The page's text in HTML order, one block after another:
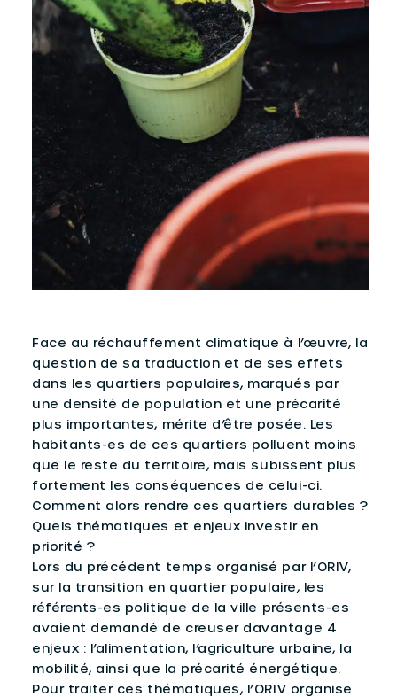
Face au réchauffement climatique à l’œuvre, la
question de sa traduction et de ses effets
dans les quartiers populaires, marqués par
une densité de population et une précarité
plus importantes, mérite d’être posée. Les
habitants-es de ces quartiers polluent moins
que le reste du territoire, mais subissent plus
fortement les conséquences de celui-ci.
Comment alors rendre ces quartiers durables ?
Quels thématiques et enjeux investir en
priorité ?
Lors du précédent temps organisé par l’ORIV,
sur la transition en quartier populaire, les
référents-es politique de la ville présents-es
avaient demandé de creuser davantage 4
enjeux : l’alimentation, l’agriculture urbaine, la
mobilité, ainsi que la précarité énergétique.
Pour traiter ces thématiques, l’ORIV organise